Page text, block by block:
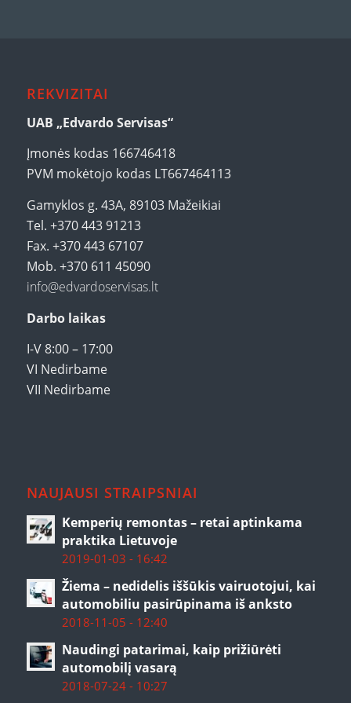
REKVIZITAI
UAB „Edvardo Servisas“
Įmonės kodas 166746418
PVM mokėtojo kodas LT667464113
Gamyklos g. 43A, 89103 Mažeikiai
Tel. +370 443 91213
Fax. +370 443 67107
Mob. +370 611 45090
info@edvardoservisas.lt
Darbo laikas
I-V 8:00 – 17:00
VI Nedirbame
VII Nedirbame
NAUJAUSI STRAIPSNIAI
Kemperių remontas – retai aptinkama
praktika Lietuvoje
2019-01-03 - 16:42
Žiema – nedidelis iššūkis vairuotojui, kai
automobiliu pasirūpinama iš anksto
2018-11-05 - 12:40
Naudingi patarimai, kaip prižiūrėti
automobilį vasarą
2018-07-24 - 10:27